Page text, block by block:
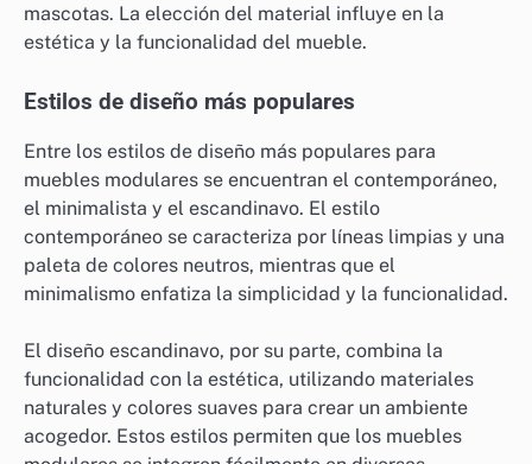
mascotas. La elección del material influye en la
estética y la funcionalidad del mueble.
Estilos de diseño más populares
Entre los estilos de diseño más populares para
muebles modulares se encuentran el contemporáneo,
el minimalista y el escandinavo. El estilo
contemporáneo se caracteriza por líneas limpias y una
paleta de colores neutros, mientras que el
minimalismo enfatiza la simplicidad y la funcionalidad.
El diseño escandinavo, por su parte, combina la
funcionalidad con la estética, utilizando materiales
naturales y colores suaves para crear un ambiente
acogedor. Estos estilos permiten que los muebles